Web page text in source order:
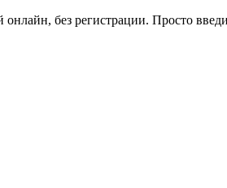
без регистрации. Просто